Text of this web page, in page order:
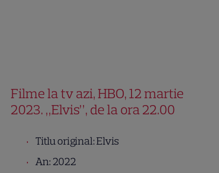
Filme la tv azi, HBO, 12 martie
2023. „Elvis”, de la ora 22.00
Titlu original: Elvis
An: 2022